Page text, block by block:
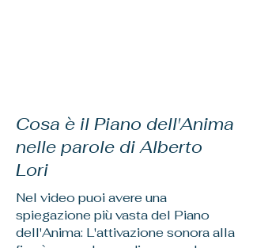
Cosa è il Piano dell'Anima
nelle parole di Alberto
Lori
Nel video puoi avere una
spiegazione più vasta del Piano
dell'Anima: L'attivazione sonora alla